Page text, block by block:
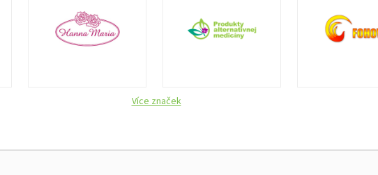
Více značek